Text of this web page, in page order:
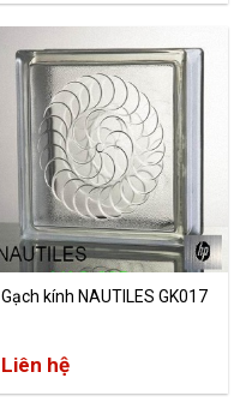
Gạch kính NAUTILES GK017
Liên hệ